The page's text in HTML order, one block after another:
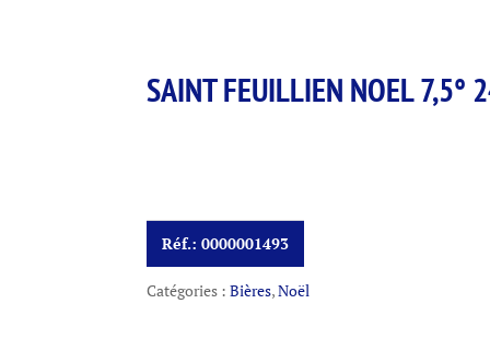
SAINT FEUILLIEN NOEL 7,5°
Réf.:0000001493
Catégories :Bières,Noël